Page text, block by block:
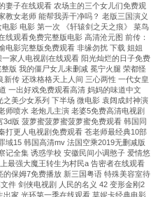
妻子在线观看 农场主的三个女儿们免费观
教女老师 能帮我弄干净吗？ 老版三国演义
影 电影 第一次 《轩辕剑之天之痕》 菜鸟
观看免费完整版电影 高清沧元图 前传：
电影完整版免费观看 非缘勿扰 下载 姐姐
家人电视剧在线观看 阳光灿烂的日子免费
版 我的僵尸女儿未删减 冕宁火腿 荣都怪
传 还珠格格天上人间 三心两性 一代女皇
一出好戏免费观看高清 妈妈的味道中文
美少女系列 下半场 微电影 袁阔成封神演
师喷水 老炮儿主演 老婆5免费高清电视剧
版 菠萝蜜菠萝蜜菠萝蜜免费观看 韩国同
打更人电视剧免费观看 苍老师最经典10部
域15 韩国高清mv 法国空乘2019无删减版
记全集 诱惑学校 安徽民间小调憨子 爱情悠
最强大魔王转生为村民a 告密者在线观看
保姆7免费播放 新三国粤语 特殊美容室待
件 剑侠电视剧 人民的名义 42 变形金刚2
家 光环第一季在线观看 莫妮卡经典电影